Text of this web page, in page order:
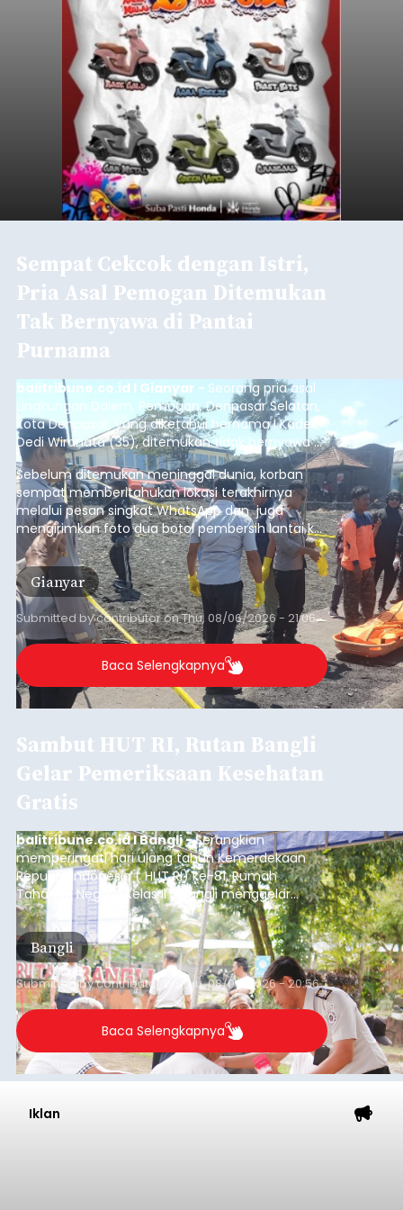
Sempat Cekcok dengan Istri,
Pria Asal Pemogan Ditemukan
Tak Bernyawa di Pantai
Purnama
balitribune.co.id I Gianyar - Seorang pria asal
Lingkungan Dalem, Pemogan, Denpasar Selatan,
Kota Denpasar, yang diketahui bernama I Kadek
Dedi Wiranata (35), ditemukan tidak bernyawa di
pesisir Pantai Purnama, Sukawati.
Sebelum ditemukan meninggal dunia, korban
sempat memberitahukan lokasi terakhirnya
melalui pesan singkat WhatsApp dan juga
mengirimkan foto dua botol pembersih lantai ke
istrinya.
Gianyar
Submitted bycontributoronThu, 08/06/2026 - 21:06
Baca Selengkapnya
Sambut HUT RI, Rutan Bangli
Gelar Pemeriksaan Kesehatan
Gratis
balitribune.co.id I Bangli -Serangkian
memperingati hari ulang tahun Kemerdekaan
Republik Indonesia ( HUT RI) ke-81, Rumah
Tahanan Negara Kelas II B Bangli menggelar
kegiatan pemeriksaan kesehatan gratis, Rabu
(6/8/2026).
Bangli
Submitted bycontributor Thu, 08/06/2026 - 20:56
Baca Selengkapnya
Iklan